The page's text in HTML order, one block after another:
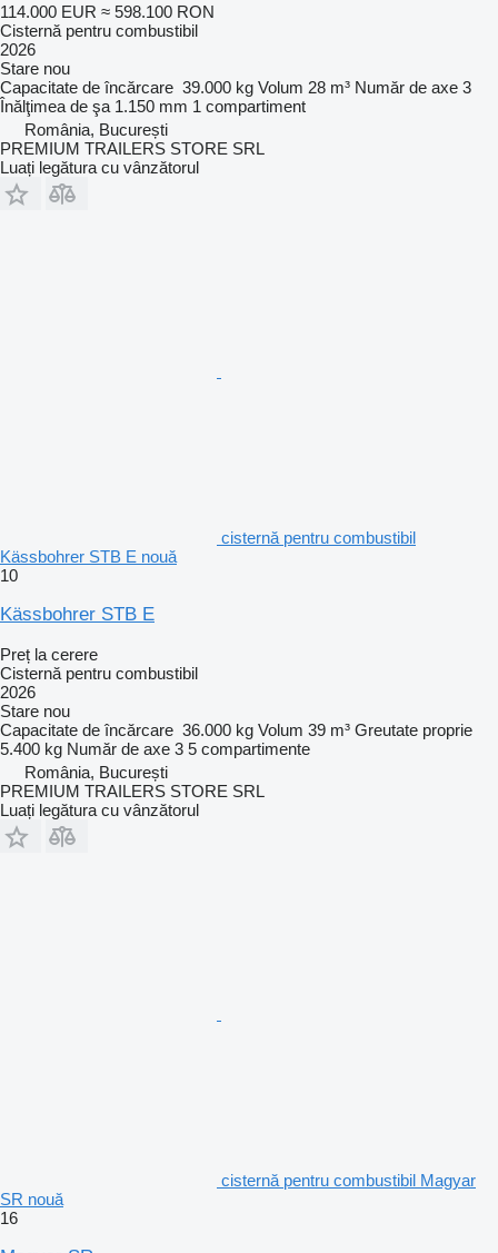
114.000 EUR ≈ 598.100 RON
Cisternă pentru combustibil
2026
Stare nou
Capacitate de încărcare 39.000 kg Volum 28 m³ Număr de axe 3
Înălţimea de şa 1.150 mm 1 compartiment
România, București
PREMIUM TRAILERS STORE SRL
Luați legătura cu vânzătorul
cisternă pentru combustibil
Kässbohrer STB E nouă
10
Kässbohrer STB E
Preț la cerere
Cisternă pentru combustibil
2026
Stare nou
Capacitate de încărcare 36.000 kg Volum 39 m³ Greutate proprie
5.400 kg Număr de axe 3 5 compartimente
România, București
PREMIUM TRAILERS STORE SRL
Luați legătura cu vânzătorul
cisternă pentru combustibil Magyar
SR nouă
16